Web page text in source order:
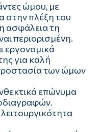
ώμου, με
στην πλέξη του
ασφάλεια τη
περιορισμένη.
εργονομικά
για καλή
των ώμων
επώνυμα